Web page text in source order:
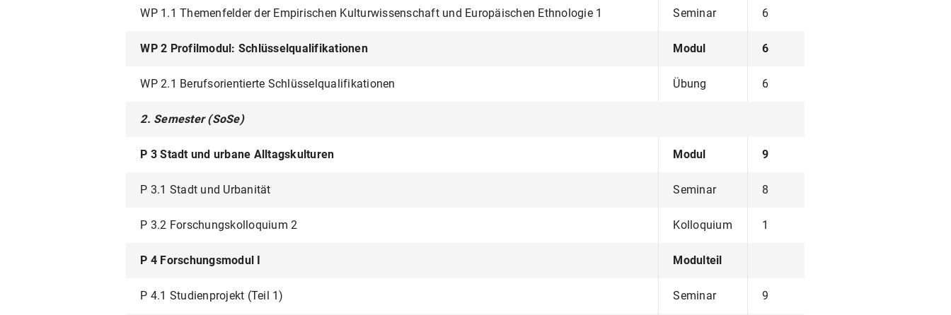
WP 1.1 Themenfelder der Empirischen Kulturwissenschaft und Europäischen Ethnologie 1 Seminar 6
WP 2 Profilmodul: Schlüsselqualifikationen Modul 6
WP 2.1 Berufsorientierte Schlüsselqualifikationen Übung 6
2. Semester (SoSe)
P 3 Stadt und urbane Alltagskulturen Modul 9
P 3.1 Stadt und Urbanität Seminar 8
P 3.2 Forschungskolloquium 2 Kolloquium 1
P 4 Forschungsmodul I Modulteil
P 4.1 Studienprojekt (Teil 1) Seminar 9